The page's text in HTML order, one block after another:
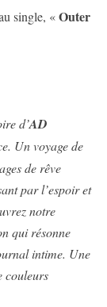
single, «Outer
d’AD
Un voyage de
de rêve
par l’espoir et
notre
qui résonne
intime. Une
couleurs